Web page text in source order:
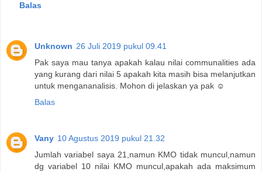
Balas
Unknown 26 Juli 2019 pukul 09.41
Pak saya mau tanya apakah kalau nilai communalities ada
yang kurang dari nilai 5 apakah kita masih bisa melanjutkan
untuk mengananalisis. Mohon di jelaskan ya pak ☺️
Balas
Vany 10 Agustus 2019 pukul 21.32
Jumlah variabel saya 21,namun KMO tidak muncul,namun
dg variabel 10 nilai KMO muncul,apakah ada maksimum